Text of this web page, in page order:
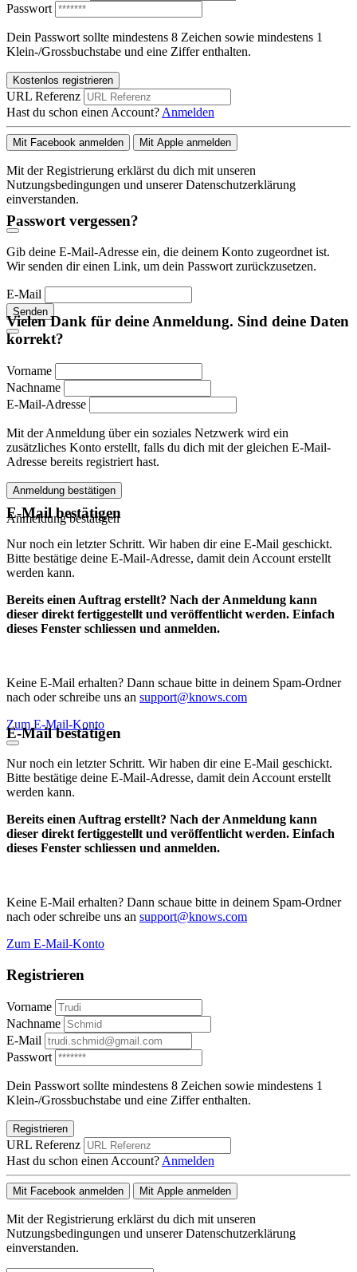
Passwort
Dein Passwort sollte mindestens 8 Zeichen sowie mindestens 1
Klein-/Grossbuchstabe und eine Ziffer enthalten.
Kostenlos registrieren
URL Referenz
Hast du schon einen Account? Anmelden
Mit Facebook anmelden Mit Apple anmelden
Mit der Registrierung erklärst du dich mit unseren
Nutzungsbedingungen und unserer Datenschutzerklärung
einverstanden.
Passwort vergessen?
Gib deine E-Mail-Adresse ein, die deinem Konto zugeordnet ist.
Wir senden dir einen Link, um dein Passwort zurückzusetzen.
E-Mail
Senden
Vielen Dank für deine Anmeldung. Sind deine Daten
korrekt?
Vorname
Nachname
E-Mail-Adresse
Mit der Anmeldung über ein soziales Netzwerk wird ein
zusätzliches Konto erstellt, falls du dich mit der gleichen E-Mail-
Adresse bereits registriert hast.
Anmeldung bestätigen
Anmeldung bestätigen
E-Mail bestätigen
Nur noch ein letzter Schritt. Wir haben dir eine E-Mail geschickt.
Bitte bestätige deine E-Mail-Adresse, damit dein Account erstellt
werden kann.
Bereits einen Auftrag erstellt? Nach der Anmeldung kann
dieser direkt fertiggestellt und veröffentlicht werden. Einfach
dieses Fenster schliessen und anmelden.
Keine E-Mail erhalten? Dann schaue bitte in deinem Spam-Ordner
nach oder schreibe uns an support@knows.com
Zum E-Mail-Konto
E-Mail bestätigen
Nur noch ein letzter Schritt. Wir haben dir eine E-Mail geschickt.
Bitte bestätige deine E-Mail-Adresse, damit dein Account erstellt
werden kann.
Bereits einen Auftrag erstellt? Nach der Anmeldung kann
dieser direkt fertiggestellt und veröffentlicht werden. Einfach
dieses Fenster schliessen und anmelden.
Keine E-Mail erhalten? Dann schaue bitte in deinem Spam-Ordner
nach oder schreibe uns an support@knows.com
Zum E-Mail-Konto
Registrieren
Vorname
Nachname
E-Mail
Passwort
Dein Passwort sollte mindestens 8 Zeichen sowie mindestens 1
Klein-/Grossbuchstabe und eine Ziffer enthalten.
Registrieren
URL Referenz
Hast du schon einen Account? Anmelden
Mit Facebook anmelden Mit Apple anmelden
Mit der Registrierung erklärst du dich mit unseren
Nutzungsbedingungen und unserer Datenschutzerklärung
einverstanden.